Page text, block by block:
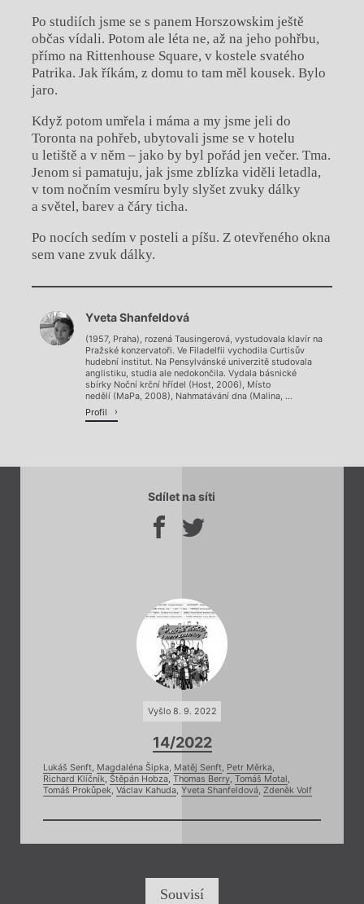
Po studiích jsme se s panem Horszowskim ještě
občas vídali. Potom ale léta ne, až na jeho pohřbu,
přímo na Rittenhouse Square, v kostele svatého
Patrika. Jak říkám, z domu to tam měl kousek. Bylo
jaro.
Když potom umřela i máma a my jsme jeli do
Toronta na pohřeb, ubytovali jsme se v hotelu
u letiště a v něm – jako by byl pořád jen večer. Tma.
Jenom si pamatuju, jak jsme zblízka viděli letadla,
v tom nočním vesmíru byly slyšet zvuky dálky
a světel, barev a čáry ticha.
Po nocích sedím v posteli a píšu. Z otevřeného okna
sem vane zvuk dálky.
Chviličku.
Načítá se.
Yveta Shanfeldová
(1957, Praha), rozená Tausingerová, vystudovala klavír na
Pražské konzervatoři. Ve Filadelfii vychodila Curtisův
hudební institut. Na Pensylvánské univerzitě studovala
anglistiku, studia ale nedokončila. Vydala básnické
sbírky Noční krční hřídel (Host, 2006), Místo
nedělí (MaPa, 2008), Nahmatávání dna (Malina, ...
Profil
Sdílet na síti
Vyšlo 8. 9. 2022
14/2022
Lukáš Senft, Magdaléna Šipka, Matěj Senft, Petr Měrka,
Richard Klíčník, Štěpán Hobza, Thomas Berry, Tomáš Motal,
Tomáš Prokůpek, Václav Kahuda, Yveta Shanfeldová, Zdeněk Volf
Souvisí